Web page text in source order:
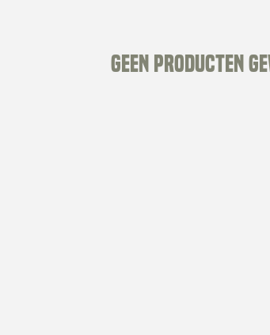
Geen producten